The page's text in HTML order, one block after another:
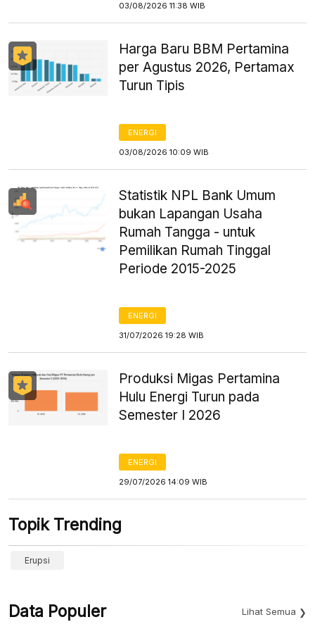
03/08/2026 11:38 WIB
Harga Baru BBM Pertamina
per Agustus 2026, Pertamax
Turun Tipis
ENERGI
03/08/2026 10:09 WIB
Statistik NPL Bank Umum
bukan Lapangan Usaha
Rumah Tangga - untuk
Pemilikan Rumah Tinggal
Periode 2015-2025
ENERGI
31/07/2026 19:28 WIB
Produksi Migas Pertamina
Hulu Energi Turun pada
Semester I 2026
ENERGI
29/07/2026 14:09 WIB
Topik Trending
Erupsi
Data Populer Lihat Semua